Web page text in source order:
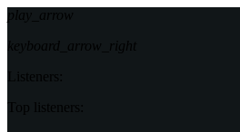
play_arrow
keyboard_arrow_right
Listeners:
Top listeners: